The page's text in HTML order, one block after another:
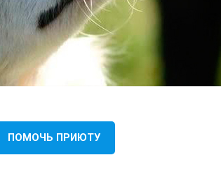
ПОМОЧЬ ПРИЮТУ